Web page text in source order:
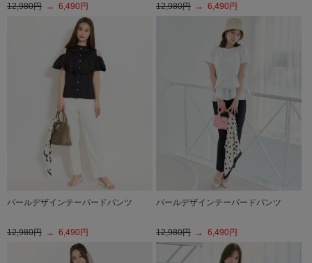
12,980円 → 6,490円 12,980円 → 6,490円
パールデザインテーパードパンツ
12,980円 → 6,490円
パールデザインテーパードパンツ
12,980円 → 6,490円